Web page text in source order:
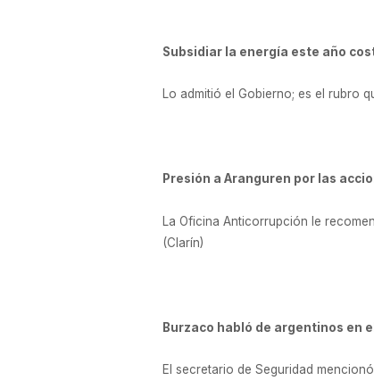
Subsidiar la energía este año
Lo admitió el Gobierno; es el rubro
Presión a Aranguren por las
La Oficina Anticorrupción le
(Clarín)
Burzaco habló de argentinos en
El secretario de Seguridad